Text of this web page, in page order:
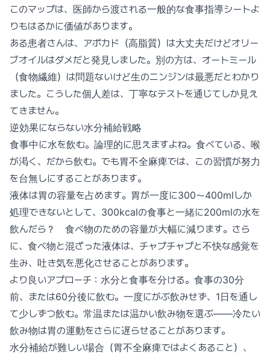
このマップは、医師から渡される一般的な食事指導シートよ
りもはるかに価値があります。
ある患者さんは、アボカド（高脂質）は大丈夫だけどオリー
ブオイルはダメだと発見しました。別の方は、オートミール
（食物繊維）は問題ないけど生のニンジンは最悪だとわかり
ました。こうした個人差は、丁寧なテストを通じてしか見え
てきません。
逆効果にならない水分補給戦略
食事中に水を飲む。論理的に思えますよね。食べている、喉
が渇く、だから飲む。でも胃不全麻痺では、この習慣が努力
を台無しにすることがあります。
液体は胃の容量を占めます。胃が一度に300〜400mlしか
処理できないとして、300kcalの食事と一緒に200mlの水を
飲んだら？ 食べ物のための容量が大幅に減ります。さら
に、食べ物と混ざった液体は、チャプチャプと不快な感覚を
生み、吐き気を悪化させることがあります。
より良いアプローチ：水分と食事を分ける。食事の30分
前、または60分後に飲む。一度にがぶ飲みせず、1日を通し
て少しずつ飲む。常温または温かい飲み物を選ぶ——冷たい
飲み物は胃の運動をさらに遅らせることがあります。
水分補給が難しい場合（胃不全麻痺ではよくあること）、